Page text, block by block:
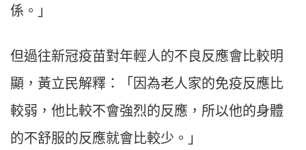
係。」
但過往新冠疫苗對年輕人的不良反應會比較明
顯，黃立民解釋：「因為老人家的免疫反應比
較弱，他比較不會強烈的反應，所以他的身體
的不舒服的反應就會比較少。」